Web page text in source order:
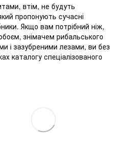
втім, не будуть
пропонують сучасні
Якщо вам потрібний ніж,
знімачем рибальського
і зазубреними лезами, ви без
каталогу спеціалізованого